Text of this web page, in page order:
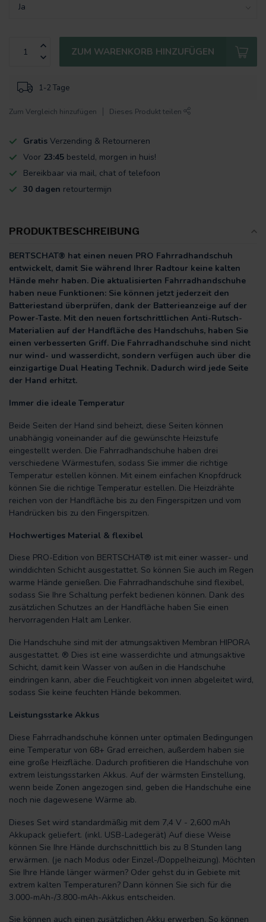
ZUM WARENKORB HINZUFÜGEN
1-2 Tage
Zum Vergleich hinzufügen Dieses Produkt teilen
Gratis Verzending & Retourneren
Voor 23:45 besteld, morgen in huis!
Bereikbaar via mail, chat of telefoon
30 dagen retourtermijn
PRODUKTBESCHREIBUNG
BERTSCHAT® hat einen neuen PRO Fahrradhandschuh
entwickelt, damit Sie während Ihrer Radtour keine kalten
Hände mehr haben. Die aktualisierten Fahrradhandschuhe
haben neue Funktionen: Sie können jetzt jederzeit den
Batteriestand überprüfen, dank der Batterieanzeige auf der
Power-Taste. Mit den neuen fortschrittlichen Anti-Rutsch-
Materialien auf der Handfläche des Handschuhs, haben Sie
einen verbesserten Griff. Die Fahrradhandschuhe sind nicht
nur wind- und wasserdicht, sondern verfügen auch über die
einzigartige Dual Heating Technik. Dadurch wird jede Seite
der Hand erhitzt.
Immer die ideale Temperatur
Beide Seiten der Hand sind beheizt, diese Seiten können
unabhängig voneinander auf die gewünschte Heizstufe
eingestellt werden. Die Fahrradhandschuhe haben drei
verschiedene Wärmestufen, sodass Sie immer die richtige
Temperatur estellen können. Mit einem einfachen Knopfdruck
können Sie die richtige Temperatur estellen. Die Heizdrähte
reichen von der Handfläche bis zu den Fingerspitzen und vom
Handrücken bis zu den Fingerspitzen.
Hochwertiges Material & flexibel
Diese PRO-Edition von BERTSCHAT® ist mit einer wasser- und
winddichten Schicht ausgestattet. So können Sie auch im Regen
warme Hände genießen. Die Fahrradhandschuhe sind flexibel,
sodass Sie Ihre Schaltung perfekt bedienen können. Dank des
zusätzlichen Schutzes an der Handfläche haben Sie einen
hervorragenden Halt am Lenker.
Die Handschuhe sind mit der atmungsaktiven Membran HIPORA
ausgestattet. ® Dies ist eine wasserdichte und atmungsaktive
Schicht, damit kein Wasser von außen in die Handschuhe
eindringen kann, aber die Feuchtigkeit von innen abgeleitet wird,
sodass Sie keine feuchten Hände bekommen.
Leistungsstarke Akkus
Diese Fahrradhandschuhe können unter optimalen Bedingungen
eine Temperatur von 68+ Grad erreichen, außerdem haben sie
eine große Heizfläche. Dadurch profitieren die Handschuhe von
extrem leistungsstarken Akkus. Auf der wärmsten Einstellung,
wenn beide Zonen angezogen sind, geben die Handschuhe eine
noch nie dagewesene Wärme ab.
Dieses Set wird standardmäßig mit dem 7,4 V - 2,600 mAh
Akkupack geliefert. (inkl. USB-Ladegerät) Auf diese Weise
können Sie Ihre Hände durchschnittlich bis zu 8 Stunden lang
erwärmen. (je nach Modus oder Einzel-/Doppelheizung). Möchten
Sie Ihre Hände länger wärmen? Oder gehst du in Gebiete mit
extrem kalten Temperaturen? Dann können Sie sich für die
3.000-mAh-/3.800-mAh-Akkus entscheiden.
Sie können auch einen zusätzlichen Akku erwerben. So können